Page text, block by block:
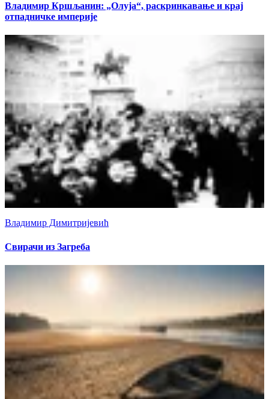
Владимир Кршљанин: „Олуја“, раскринкавање и крај
отпадничке империје
Владимир Димитријевић
Свирачи из Загреба